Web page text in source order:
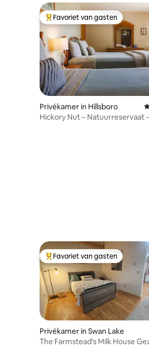
Topfavoriet van gasten
Favoriet van gasten
Privékamer in Hillsboro
Hickory Nut – Natuurreservaat
Topfavoriet van gasten
Favoriet van gasten
Privékamer in Swan Lake
The Farmstead's Milk House Gezellige